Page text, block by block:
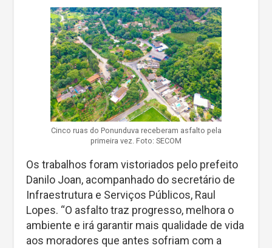
Cinco ruas do Ponunduva receberam asfalto pela
primeira vez. Foto: SECOM
Os trabalhos foram vistoriados pelo prefeito
Danilo Joan, acompanhado do secretário de
Infraestrutura e Serviços Públicos, Raul
Lopes. “O asfalto traz progresso, melhora o
ambiente e irá garantir mais qualidade de vida
aos moradores que antes sofriam com a